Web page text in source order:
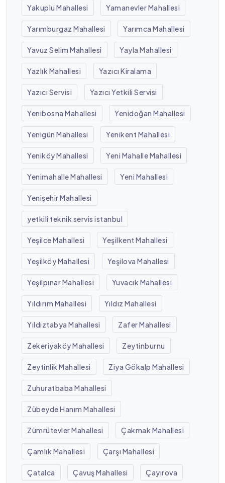
Yakuplu Mahallesi Yamanevler Mahallesi
Yarımburgaz Mahallesi Yarımca Mahallesi
Yavuz Selim Mahallesi Yayla Mahallesi
Yazlık Mahallesi Yazıcı Kiralama
Yazıcı Servisi Yazıcı Yetkili Servisi
Yenibosna Mahallesi Yenidoğan Mahallesi
Yenigün Mahallesi Yenikent Mahallesi
Yeniköy Mahallesi Yeni Mahalle Mahallesi
Yenimahalle Mahallesi Yeni Mahallesi
Yenişehir Mahallesi
yetkili teknik servis istanbul
Yeşilce Mahallesi Yeşilkent Mahallesi
Yeşilköy Mahallesi Yeşilova Mahallesi
Yeşilpınar Mahallesi Yuvacık Mahallesi
Yıldırım Mahallesi Yıldız Mahallesi
Yıldıztabya Mahallesi Zafer Mahallesi
Zekeriyaköy Mahallesi Zeytinburnu
Zeytinlik Mahallesi Ziya Gökalp Mahallesi
Zuhuratbaba Mahallesi
Zübeyde Hanım Mahallesi
Zümrütevler Mahallesi Çakmak Mahallesi
Çamlık Mahallesi Çarşı Mahallesi
Çatalca Çavuş Mahallesi Çayırova